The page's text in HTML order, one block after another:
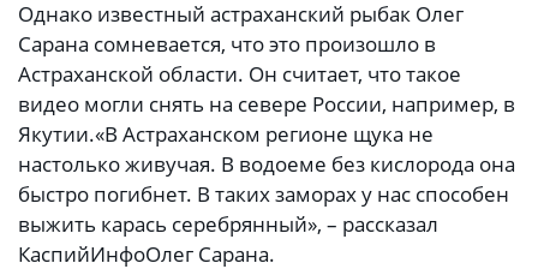
Однако известный астраханский рыбак Олег
Сарана сомневается, что это произошло в
Астраханской области. Он считает, что такое
видео могли снять на севере России, например, в
Якутии.«В Астраханском регионе щука не
настолько живучая. В водоеме без кислорода она
быстро погибнет. В таких заморах у нас способен
выжить карась серебрянный», – рассказал
КаспийИнфоОлег Сарана.